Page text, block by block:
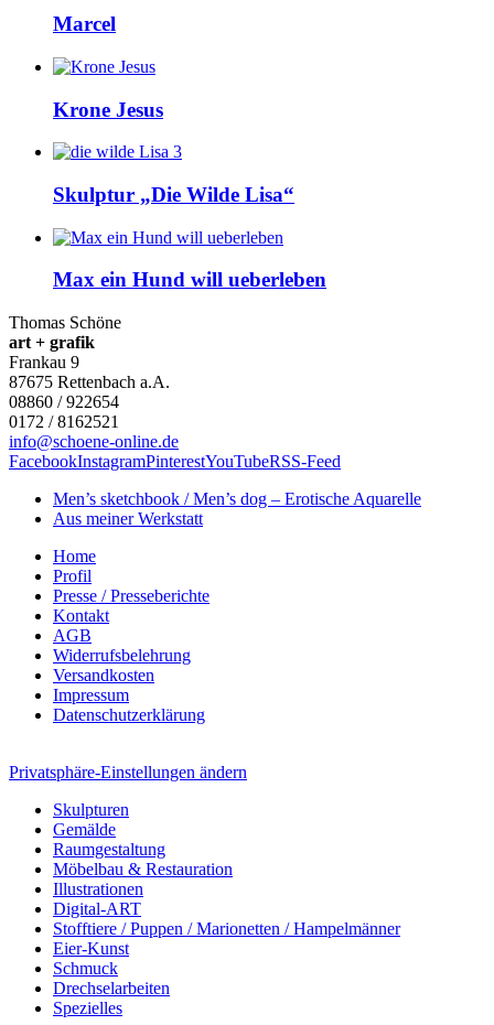
Marcel
Krone Jesus
Skulptur „Die Wilde Lisa“
Max ein Hund will ueberleben
Thomas Schöne
art + grafik
Frankau 9
87675 Rettenbach a.A.
08860 / 922654
0172 / 8162521
info@schoene-online.de
FacebookInstagramPinterestYouTubeRSS-Feed
Men’s sketchbook / Men’s dog – Erotische Aquarelle
Aus meiner Werkstatt
Home
Profil
Presse / Presseberichte
Kontakt
AGB
Widerrufsbelehrung
Versandkosten
Impressum
Datenschutzerklärung
Privatsphäre-Einstellungen ändern
Skulpturen
Gemälde
Raumgestaltung
Möbelbau & Restauration
Illustrationen
Digital-ART
Stofftiere / Puppen / Marionetten / Hampelmänner
Eier-Kunst
Schmuck
Drechselarbeiten
Spezielles